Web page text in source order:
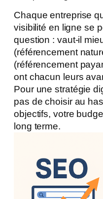
Chaque entreprise
visibilité en ligne se
question : vaut-il
(référencement
(référencement
ont chacun leurs
Pour une stratégie
pas de choisir au
objectifs, votre
long terme.